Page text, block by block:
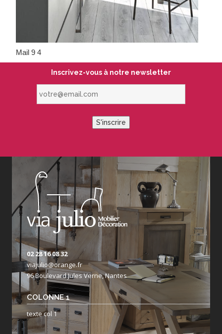
Mail 9 4
Inscrivez-vous à notre newsletter
S'inscrire
02 28 16 08 32
viajulio@orange.fr
96 Boulevard Jules Verne, Nantes
COLONNE 1
texte col 1